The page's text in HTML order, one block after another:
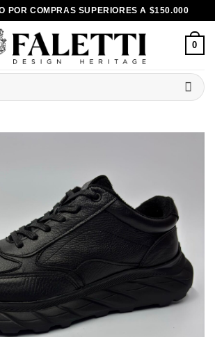
POR COMPRAS SUPERIORES A $150.000
0